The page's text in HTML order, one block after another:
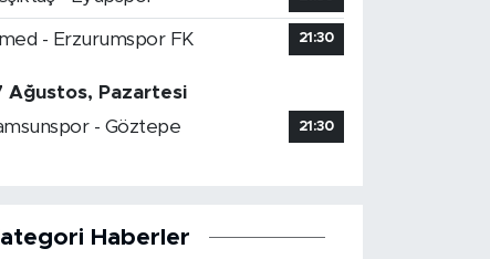
- Erzurumspor FK 21:30
Ağustos, Pazartesi
- Göztepe
21:30
Haberler